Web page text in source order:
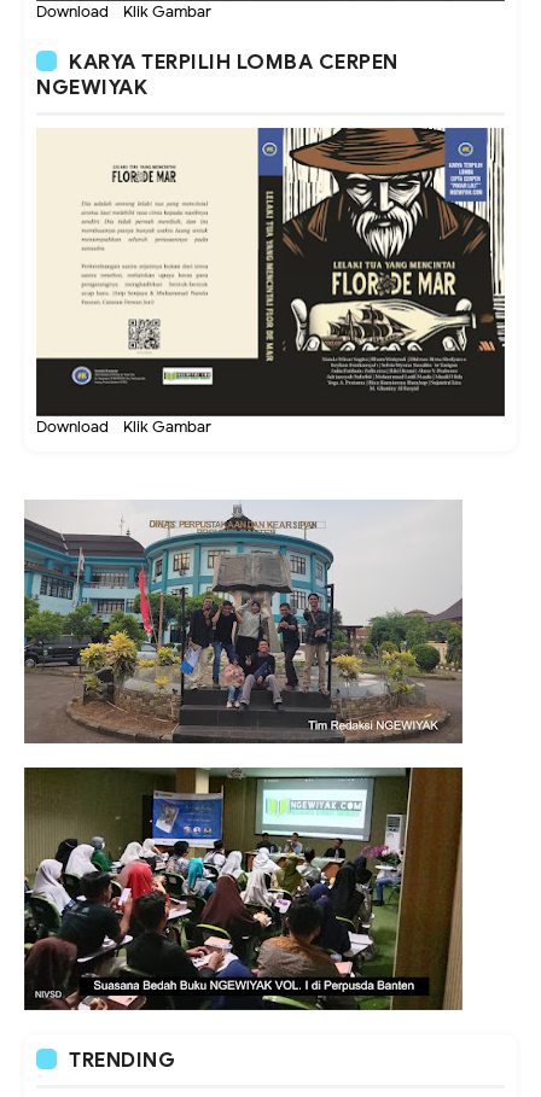
Download - Klik Gambar
KARYA TERPILIH LOMBA CERPEN
NGEWIYAK
Download - Klik Gambar
TRENDING